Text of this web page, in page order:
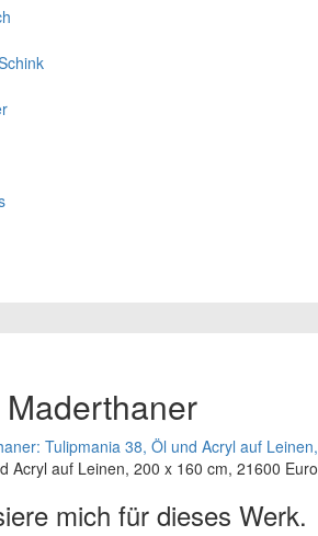
Acryl auf Leinen, 200 x 160 cm, 21600 Euro
mich für dieses Werk.